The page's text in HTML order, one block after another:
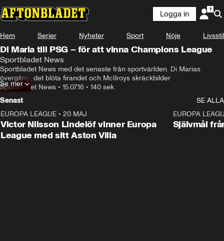
Logga in
Hem Serier Nyheter Sport Nöje Livsstil
Di Maria till PSG – för att vinna Champions League
Sportbladet News
Sportbladet News med det senaste från sportvärlden. Di Marias
övergång, det blöta firandet och McIlroys skräckbilder
Sportbladet News • 15.07.16 • 140 sek
Se mer
Senast
SE ALLA
EUROPA LEAGUE • 20 MAJ
Victor Nilsson Lindelöf vinner Europa
League med sitt Aston Villa
EUROPA
Självmål